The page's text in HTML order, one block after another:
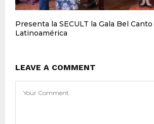
Presenta la SECULT la Gala Bel Canto
Latinoamérica
LEAVE A COMMENT